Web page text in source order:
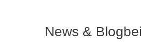
News &